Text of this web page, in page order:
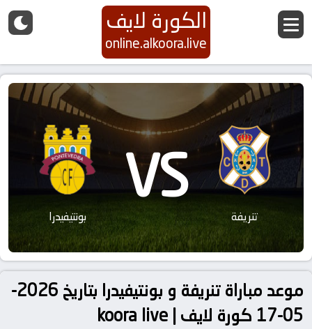
الكورة لايف
online.alkoora.live
تنريفة VS بونتيفيدرا
موعد مباراة تنريفة و بونتيفيدرا بتاريخ 2026-
05-17 كورة لايف | koora live